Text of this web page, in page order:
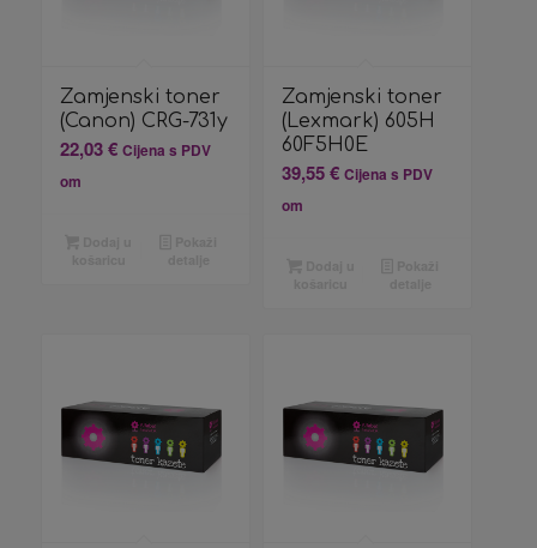
Zamjenski toner
(Canon) CRG-731y
22,03€ Cijena s PDV
om
Zamjenski toner
(Lexmark) 605H
60F5H0E
39,55€ Cijena s PDV
om